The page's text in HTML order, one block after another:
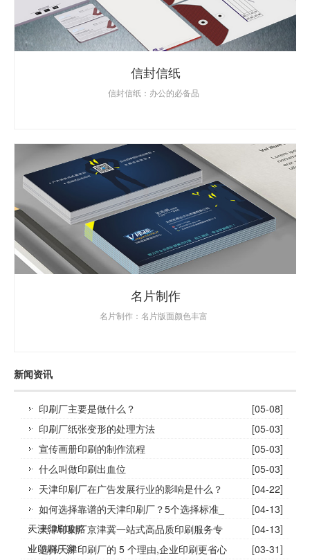
信封信纸
信封信纸：办公的必备品
名片制作
名片制作：名片版面颜色丰富
新闻资讯
印刷厂主要是做什么？
[05-08]
印刷厂纸张变形的处理方法
[05-03]
宣传画册印刷的制作流程
[05-03]
什么叫做印刷出血位
[05-03]
天津印刷厂在广告发展行业的影响是什么？
[04-22]
如何选择靠谱的天津印刷厂？5个选择标准_
天津印刷攻略
[04-13]
天津印刷厂京津冀一站式高品质印刷服务专
业印刷厂家
[04-13]
选择天津印刷厂的 5 个理由,企业印刷更省心
[03-31]